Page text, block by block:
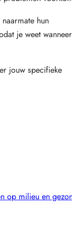
hun
je weet wanneer
jouw specifieke
op milieu en